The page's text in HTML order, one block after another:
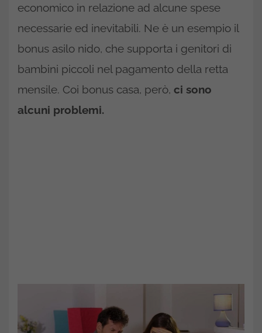
economico in relazione ad alcune spese
necessarie ed inevitabili. Ne è un esempio il
bonus asilo nido, che supporta i genitori di
bambini piccoli nel pagamento della retta
mensile. Coi bonus casa, però, ci sono
alcuni problemi.